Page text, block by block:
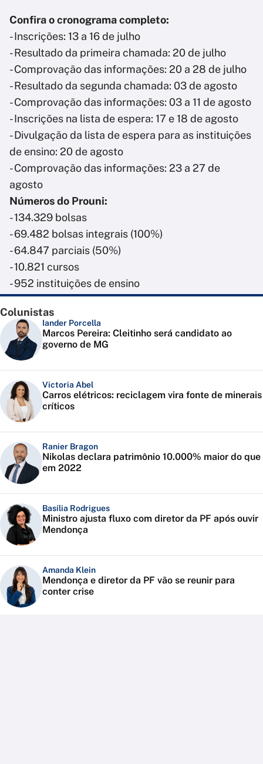
Confira o cronograma completo:
- Inscrições: 13 a 16 de julho
- Resultado da primeira chamada: 20 de julho
- Comprovação das informações: 20 a 28 de julho
- Resultado da segunda chamada: 03 de agosto
- Comprovação das informações: 03 a 11 de agosto
- Inscrições na lista de espera: 17 e 18 de agosto
- Divulgação da lista de espera para as instituições
de ensino: 20 de agosto
- Comprovação das informações: 23 a 27 de
agosto
Números do Prouni:
- 134.329 bolsas
- 69.482 bolsas integrais (100%)
- 64.847 parciais (50%)
- 10.821 cursos
- 952 instituições de ensino
Colunistas
Iander Porcella
Marcos Pereira: Cleitinho será candidato ao
governo de MG
Victoria Abel
Carros elétricos: reciclagem vira fonte de minerais
críticos
Ranier Bragon
Nikolas declara patrimônio 10.000% maior do que
em 2022
Basília Rodrigues
Ministro ajusta fluxo com diretor da PF após ouvir
Mendonça
Amanda Klein
Mendonça e diretor da PF vão se reunir para
conter crise